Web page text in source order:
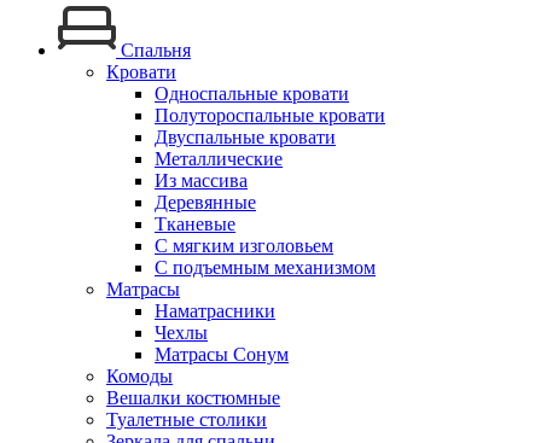
Спальня
Кровати
Односпальные кровати
Полутороспальные кровати
Двуспальные кровати
Металлические
Из массива
Деревянные
Тканевые
С мягким изголовьем
С подъемным механизмом
Матрасы
Наматрасники
Чехлы
Матрасы Сонум
Комоды
Вешалки костюмные
Туалетные столики